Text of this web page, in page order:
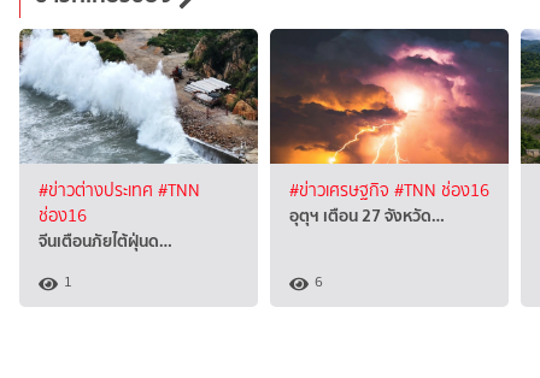
#ข่าวต่างประเทศ #TNN
ช่อง16
จีนเตือนภัยไต้ฝุ่นด…
1
#ข่าวเศรษฐกิจ #TNN ช่อง16
อุตุฯ เตือน 27 จังหวัด…
6